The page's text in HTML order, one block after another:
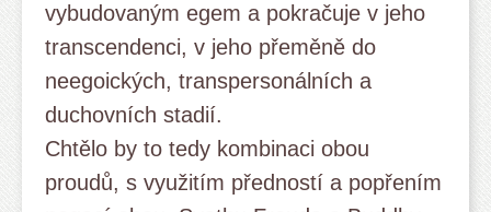
vybudovaným egem a pokračuje v jeho
transcendenci, v jeho přeměně do
neegoických, transpersonálních a
duchovních stadií.
Chtělo by to tedy kombinaci obou
proudů, s využitím předností a popřením